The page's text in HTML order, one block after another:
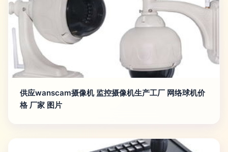
供应wanscam摄像机 监控摄像机生产工厂 网络球机价
格 厂家 图片